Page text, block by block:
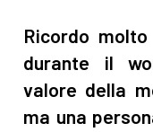
Ricordo
durante il
valore della
ma una